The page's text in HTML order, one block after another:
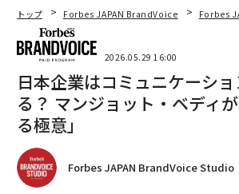
トップ Forbes JAPAN BrandVoice Forbes
2026.05.29 16:00
日本企業はコミュニケーシ
る？ マンジョット・ベディ
る極意」
Forbes JAPAN BrandVoice Studio